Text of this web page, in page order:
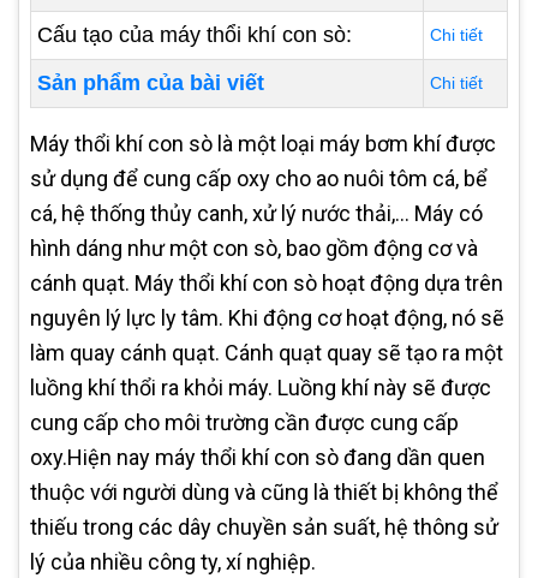
Cấu tạo của máy thổi khí con sò: Chi tiết
Sản phẩm của bài viết Chi tiết
Máy thổi khí con sò là một loại máy bơm khí được
sử dụng để cung cấp oxy cho ao nuôi tôm cá, bể
cá, hệ thống thủy canh, xử lý nước thải,... Máy có
hình dáng như một con sò, bao gồm động cơ và
cánh quạt. Máy thổi khí con sò hoạt động dựa trên
nguyên lý lực ly tâm. Khi động cơ hoạt động, nó sẽ
làm quay cánh quạt. Cánh quạt quay sẽ tạo ra một
luồng khí thổi ra khỏi máy. Luồng khí này sẽ được
cung cấp cho môi trường cần được cung cấp
oxy.Hiện nay máy thổi khí con sò đang dần quen
thuộc với người dùng và cũng là thiết bị không thể
thiếu trong các dây chuyền sản suất, hệ thông sử
lý của nhiều công ty, xí nghiệp.